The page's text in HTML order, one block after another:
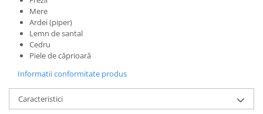
Mere
Ardei (piper)
Lemn de santal
Cedru
Piele de căprioară
Informatii conformitate produs
Caracteristici